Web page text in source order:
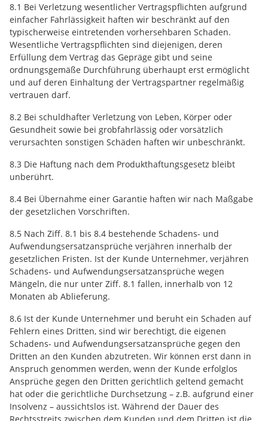
8.1 Bei Verletzung wesentlicher Vertragspflichten aufgrund
einfacher Fahrlässigkeit haften wir beschränkt auf den
typischerweise eintretenden vorhersehbaren Schaden.
Wesentliche Vertragspflichten sind diejenigen, deren
Erfüllung dem Vertrag das Gepräge gibt und seine
ordnungsgemäße Durchführung überhaupt erst ermöglicht
und auf deren Einhaltung der Vertragspartner regelmäßig
vertrauen darf.
8.2 Bei schuldhafter Verletzung von Leben, Körper oder
Gesundheit sowie bei grobfahrlässig oder vorsätzlich
verursachten sonstigen Schäden haften wir unbeschränkt.
8.3 Die Haftung nach dem Produkthaftungsgesetz bleibt
unberührt.
8.4 Bei Übernahme einer Garantie haften wir nach Maßgabe
der gesetzlichen Vorschriften.
8.5 Nach Ziff. 8.1 bis 8.4 bestehende Schadens- und
Aufwendungsersatzansprüche verjähren innerhalb der
gesetzlichen Fristen. Ist der Kunde Unternehmer, verjähren
Schadens- und Aufwendungsersatzansprüche wegen
Mängeln, die nur unter Ziff. 8.1 fallen, innerhalb von 12
Monaten ab Ablieferung.
8.6 Ist der Kunde Unternehmer und beruht ein Schaden auf
Fehlern eines Dritten, sind wir berechtigt, die eigenen
Schadens- und Aufwendungsersatzansprüche gegen den
Dritten an den Kunden abzutreten. Wir können erst dann in
Anspruch genommen werden, wenn der Kunde erfolglos
Ansprüche gegen den Dritten gerichtlich geltend gemacht
hat oder die gerichtliche Durchsetzung – z.B. aufgrund einer
Insolvenz – aussichtslos ist. Während der Dauer des